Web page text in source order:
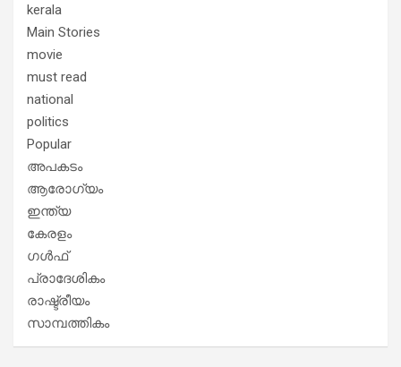
kerala
Main Stories
movie
must read
national
politics
Popular
അപകടം
ആരോഗ്യം
ഇന്ത്യ
കേരളം
ഗൾഫ്
പ്രാദേശികം
രാഷ്ട്രീയം
സാമ്പത്തികം